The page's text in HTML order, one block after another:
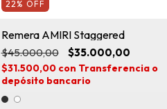
22 % OFF
Remera AMIRI Staggered
$45.000,00 $35.000,00
$31.500,00 con Transferencia o
depósito bancario